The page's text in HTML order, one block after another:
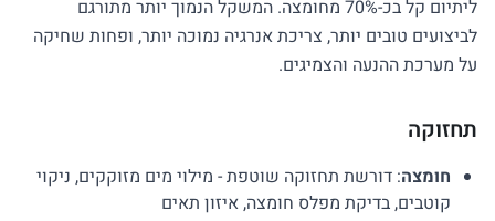
ליתיום קל בכ-70% מחומצה. המשקל הנמוך יותר מתורגם
לביצועים טובים יותר, צריכת אנרגיה נמוכה יותר, ופחות שחיקה
על מערכת ההנעה והצמיגים.
תחזוקה
חומצה: דורשת תחזוקה שוטפת - מילוי מים מזוקקים, ניקוי
קוטבים, בדיקת מפלס חומצה, איזון תאים